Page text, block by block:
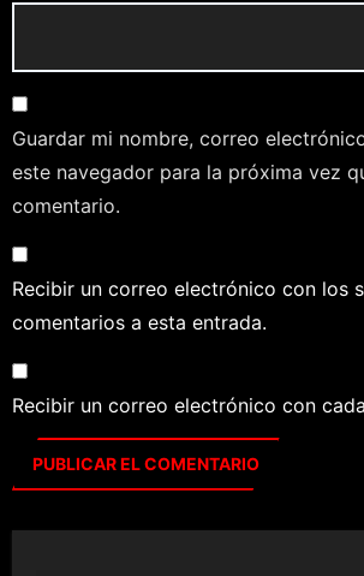
Guardar mi nombre, correo
este navegador para la próxima vez
comentario.
Recibir un correo electrónico con los
comentarios a esta entrada.
Recibir un correo electrónico con